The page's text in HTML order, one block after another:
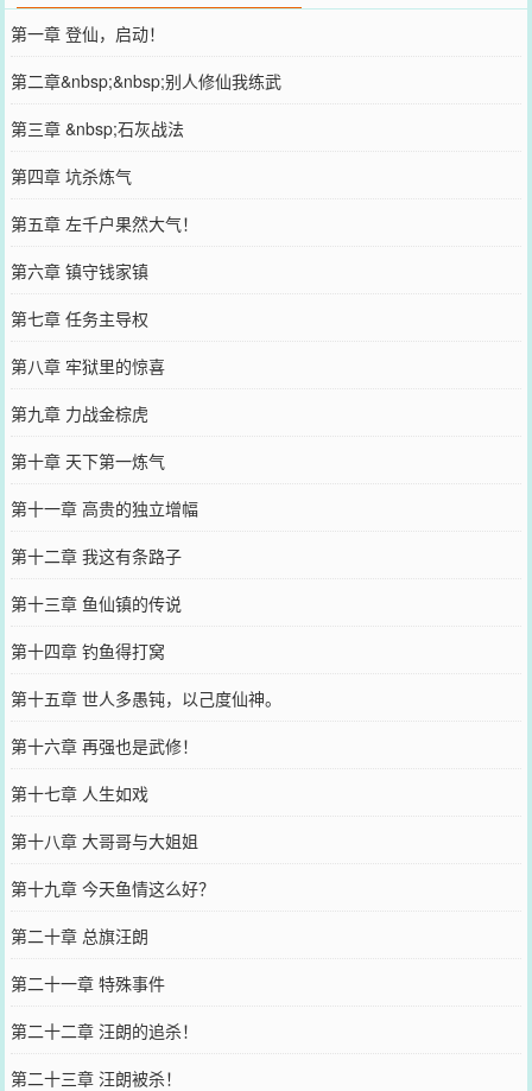
第一章 登仙，启动！
第二章&nbsp;&nbsp;别人修仙我练武
第三章 &nbsp;石灰战法
第四章 坑杀炼气
第五章 左千户果然大气！
第六章 镇守钱家镇
第七章 任务主导权
第八章 牢狱里的惊喜
第九章 力战金棕虎
第十章 天下第一炼气
第十一章 高贵的独立增幅
第十二章 我这有条路子
第十三章 鱼仙镇的传说
第十四章 钓鱼得打窝
第十五章 世人多愚钝，以己度仙神。
第十六章 再强也是武修！
第十七章 人生如戏
第十八章 大哥哥与大姐姐
第十九章 今天鱼情这么好？
第二十章 总旗汪朗
第二十一章 特殊事件
第二十二章 汪朗的追杀！
第二十三章 汪朗被杀！